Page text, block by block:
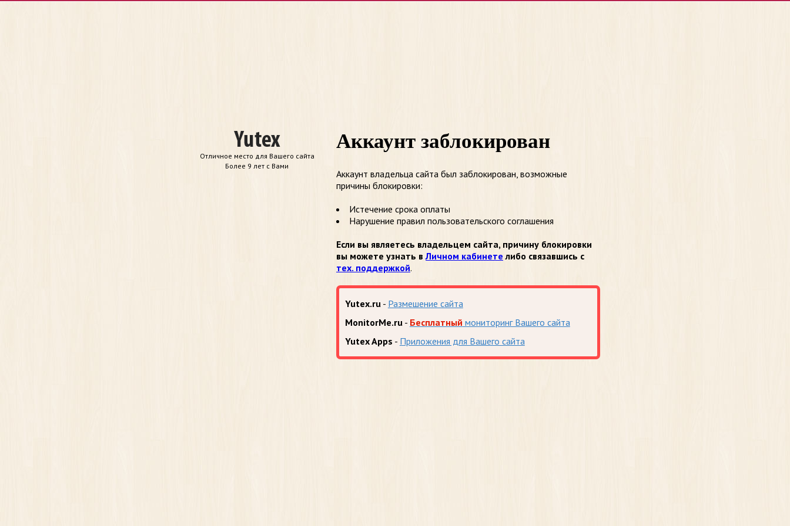
Отличное место для Вашего сайта
Более 9 лет с Вами
Аккаунт заблокирован
Аккаунт владельца сайта был заблокирован, возможные
причины блокировки:
Истечение срока оплаты
Нарушение правил пользовательского соглашения
Если вы являетесь владельцем сайта, причину блокировки
вы можете узнать вЛичном кабинете либо связавшись с
тех. поддержкой.
Yutex.ru - Размешение сайта
MonitorMe.ru - Бесплатный мониторинг Вашего сайта
Yutex Apps - Приложения для Вашего сайта